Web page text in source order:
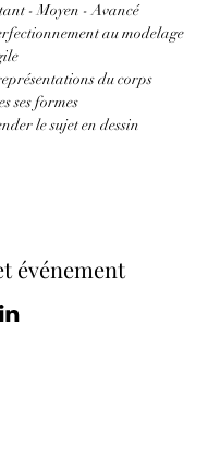
- Moyen - Avancé
au modelage
du corps
ses formes
le sujet en dessin
événement